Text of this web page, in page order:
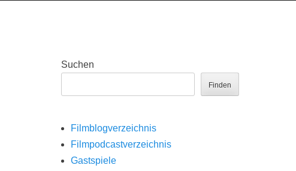
Suchen
Finden
Filmblogverzeichnis
Filmpodcastverzeichnis
Gastspiele